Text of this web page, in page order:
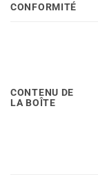
CONFORMITÉ
CONTENU DE
LA BOÎTE